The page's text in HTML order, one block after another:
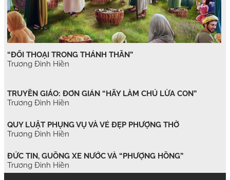
“ĐỐI THOẠI TRONG THÁNH THẦN”
Trương Đình Hiền
TRUYỀN GIÁO: ĐƠN GIẢN “HÃY LÀM CHÚ LỪA CON”
Trương Đình Hiền
QUY LUẬT PHỤNG VỤ VÀ VẺ ĐẸP PHƯỢNG THỜ
Trương Đình Hiền
ĐỨC TIN, GUỒNG XE NƯỚC VÀ “PHƯỢNG HỒNG”
Trương Đình Hiền